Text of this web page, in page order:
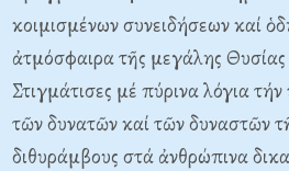
κοιμισμένων συνειδήσεων καί
ἀτμόσφαιρα τῆς μεγάλης
Στιγμάτισες μέ πύρινα λόγια
τῶν δυνατῶν καί τῶν δυναστῶν
διθυράμβους στά ἀνθρώπινα